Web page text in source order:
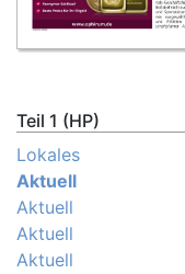
Teil 1 (HP)
Lokales
Aktuell
Aktuell
Aktuell
Aktuell